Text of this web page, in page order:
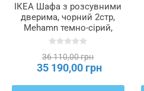
ІКЕА Шафа з розсувними
дверима, чорний 2стр,
Mehamn темно-сірий,
177x65x240 см SKYTTA /
395.232.39
36 110,00 грн
35 190,00 грн